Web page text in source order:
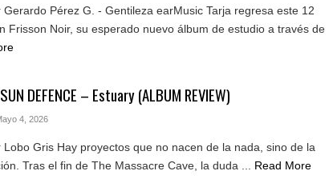
Gerardo Pérez G. - Gentileza earMusic Tarja regresa este 12
Frisson Noir, su esperado nuevo álbum de estudio a través de
DEFENCE – Estuary (ALBUM REVIEW)
4, 2026
Lobo Gris Hay proyectos que no nacen de la nada, sino de la
Tras el fin de The Massacre Cave, la duda ...
Read More